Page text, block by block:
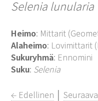
Selenia lunularia
Heimo: Mittarit
Alaheimo: Lovimittarit
Sukuryhmä: Ennomini
Suku: Selenia
← Edellinen │